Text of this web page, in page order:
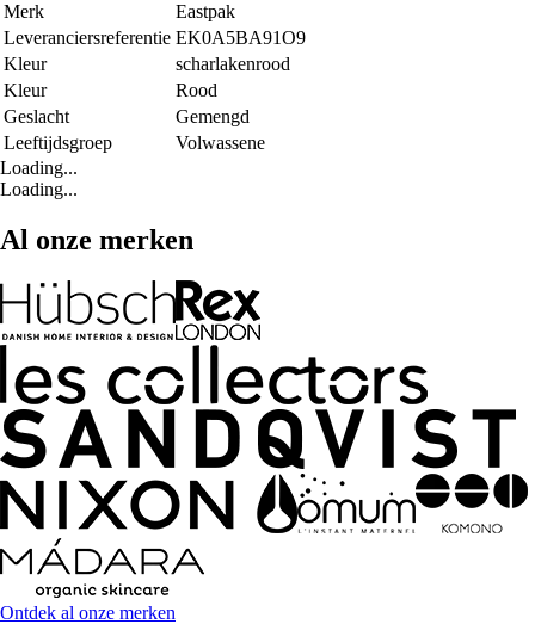
Merk
Eastpak
Leveranciersreferentie EK0A5BA91O9
Kleur
scharlakenrood
Kleur
Rood
Geslacht
Gemengd
Leeftijdsgroep
Volwassene
Loading...
Loading...
Al onze merken
Ontdek al onze merken